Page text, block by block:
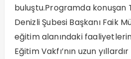
buluştu.Programda konuşan
Denizli Şubesi Başkanı Faik
eğitim alanındaki
Eğitim Vakfı’nın uzun